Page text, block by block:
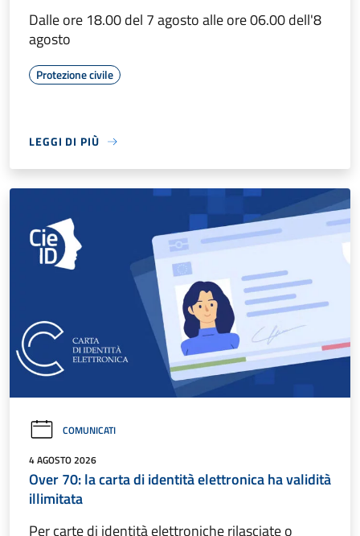
Dalle ore 18.00 del 7 agosto alle ore 06.00 dell'8
agosto
Protezione civile
LEGGI DI PIÙ
COMUNICATI
4 AGOSTO 2026
Over 70: la carta di identità elettronica ha validità
illimitata
Per carte di identità elettroniche rilasciate o